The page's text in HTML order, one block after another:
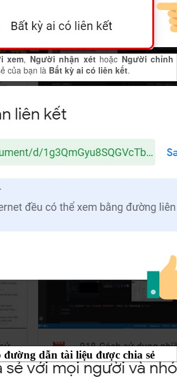
xem, Người nhận xéthoặc Người chỉnh
của bạn là Bất kỳ ai có liên kết.
đường dẫn tài liệu được chia sẻ